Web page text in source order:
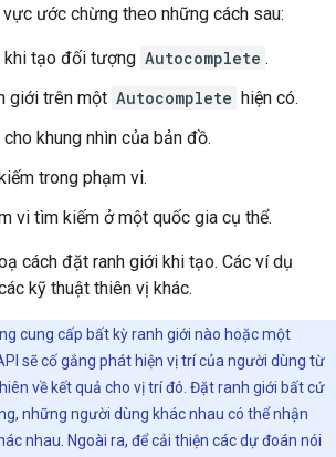
ước chừng theo những cách sau:
tạo đối tượng Autocomplete .
giới trên một Autocomplete hiện có.
khung nhìn của bản đồ.
trong phạm vi.
vi tìm kiếm ở một quốc gia cụ thể.
cách đặt ranh giới khi tạo. Các ví dụ
kỹ thuật thiên vị khác.
cung cấp bất kỳ ranh giới nào hoặc một
sẽ cố gắng phát hiện vị trí của người dùng từ
về kết quả cho vị trí đó. Đặt ranh giới bất cứ
những người dùng khác nhau có thể nhận
nhau. Ngoài ra, để cải thiện các dự đoán nói